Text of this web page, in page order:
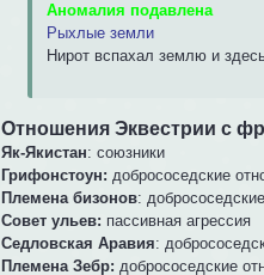
Аномалия подавлена
Рыхлые земли
Нирот вспахал землю и
Отношения Эквестрии с
Як-Якистан: союзники
Грифонстоун: добрососедские
Племена бизонов:
Совет ульев: пассивная агрессия
Седловская Аравия:
Племена Зебр: добрососедские